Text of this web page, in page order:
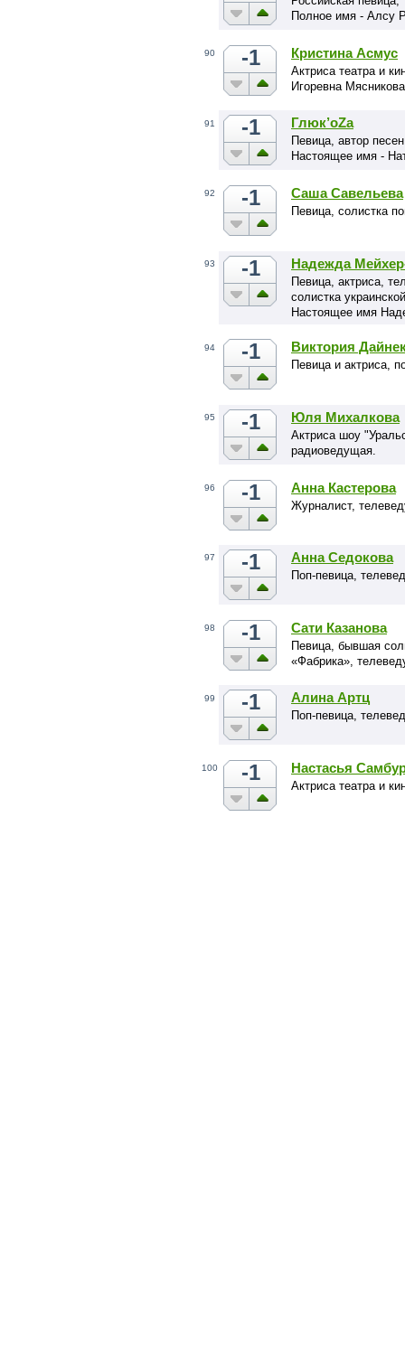
Полное имя - Алсу
90 -1 Кристина Асмус
Актриса театра и
Игоревна
91 -1 Глюк’оZа
Певица, автор
Настоящее имя -
92 -1 Саша Савельева
Певица, солистка
93 -1 Надежда
Певица, актриса,
солистка
Настоящее имя
94 -1 Виктория
Певица и актриса,
95 -1 Юля Михалкова
Актриса шоу
радиоведущая.
96 -1 Анна Кастерова
Журналист,
97 -1 Анна Седокова
Поп-певица,
98 -1 Сати Казанова
Певица, бывшая
«Фабрика»,
99 -1 Алина Артц
Поп-певица,
100 -1 Настасья
Актриса театра и